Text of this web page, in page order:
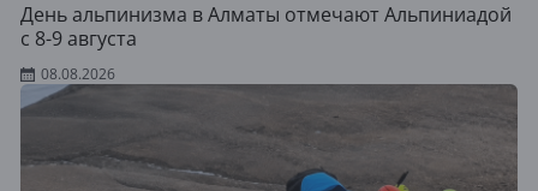
День альпинизма в Алматы отмечают Альпиниадой
с 8-9 августа
08.08.2026